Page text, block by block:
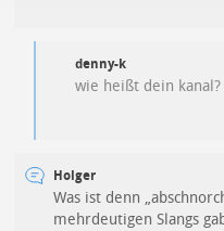
denny-k
wie heißt dein kanal?
Holger
Was ist denn
mehrdeutigen Slangs